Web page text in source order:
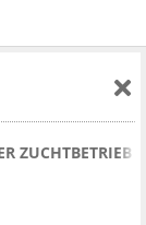
ZUCHTBETRIEB